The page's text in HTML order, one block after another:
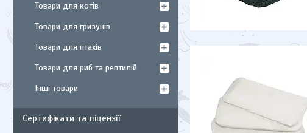
Товари для котів
Товари для гризунів
Товари для птахів
Товари для риб та рептилій
Інші товари
Сертифікати та ліцензії